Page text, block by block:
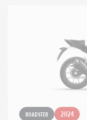
Roadster 2024